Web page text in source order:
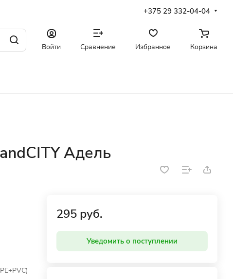
+375 29 332-04-04
Войти Сравнение Избранное Корзина
Адель
295 руб.
Уведомить о поступлении